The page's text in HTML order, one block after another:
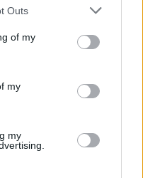
Outs
of my
my
my
transfermarkt
schrijft Europese
Flick en begint in